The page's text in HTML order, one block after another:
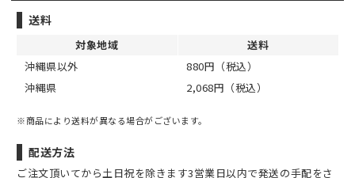
送料
対象地域
送料
沖縄県以外
880円（税込）
沖縄県
2,068円（税込）
※商品により送料が異なる場合がございます。
配送方法
ご注文頂いてから土日祝を除きます3営業日以内で発送の手配をさ